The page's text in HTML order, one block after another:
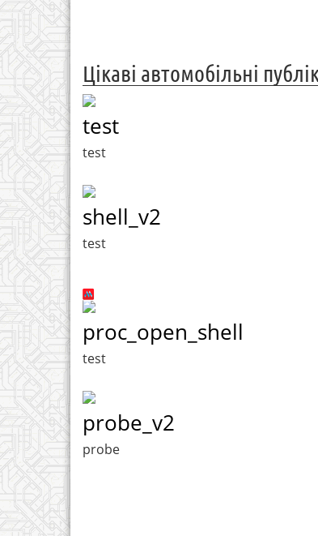
Цікаві автомобільні
test
test
shell_v2
test
proc_open_shell
test
probe_v2
probe